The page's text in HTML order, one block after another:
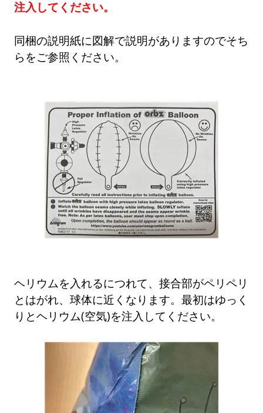
注入してください。
同梱の説明紙に図解で説明がありますのでそち
らをご参照ください。
ヘリウムを入れるにつれて、接合部がペリペリ
とはがれ、球体に近くなります。最初はゆっく
りとヘリウム(空気)を注入してください。